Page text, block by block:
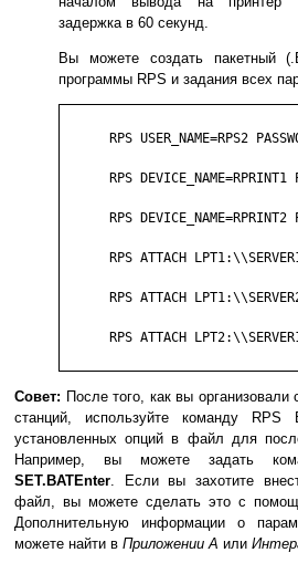
задержка в 60 секунд.
Вы можете создать пакетный
программы RPS и задания всех
RPS USER_NAME=RPS2
RPS DEVICE_NAME=RPRINT1
RPS DEVICE_NAME=RPRINT2
RPS ATTACH
RPS ATTACH
RPS ATTACH
Совет: После того, как вы
станций, используйте команду RPS
установленных опций в файл для
Например, вы можете задать
SET.BATEnter. Если вы захотите
файл, вы можете сделать это с
Дополнительную информации о
можете найти в Приложении А или